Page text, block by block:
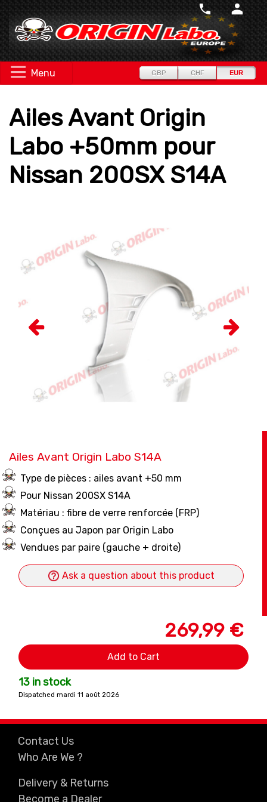
Menu GBP CHF EUR
Ailes Avant Origin
Labo +50mm pour
Nissan 200SX S14A
Ailes Avant Origin Labo S14A
Type de pièces : ailes avant +50 mm
Pour Nissan 200SX S14A
Matériau : fibre de verre renforcée (FRP)
Conçues au Japon par Origin Labo
Vendues par paire (gauche + droite)
Ask a question about this product
269,99 €
Add to Cart
13 in stock
Dispatched mardi 11 août 2026
Contact Us
Who Are We ?
Delivery & Returns
Become a Dealer